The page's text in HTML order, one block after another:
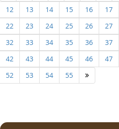
12
13 14 15 16 17
22
23 24 25 26 27
32
33 34 35 36 37
42
43 44 45 46 47
52
53 54 55